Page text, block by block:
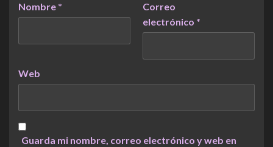
Nombre *
Correo
electrónico *
Web
Guarda mi nombre, correo electrónico y web en